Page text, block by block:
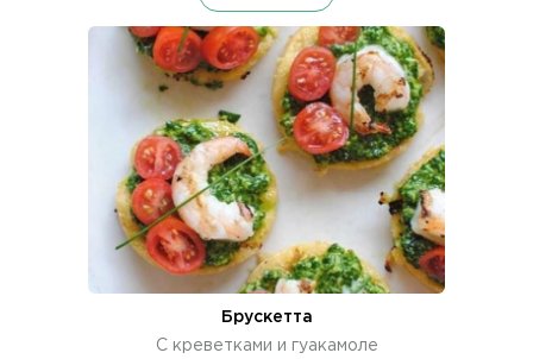
Брускетта
С креветками и гуакамоле